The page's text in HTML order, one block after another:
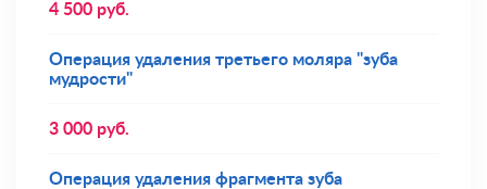
4 500 руб.
Операция удаления третьего моляра "зуба
мудрости"
3 000 руб.
Операция удаления фрагмента зуба